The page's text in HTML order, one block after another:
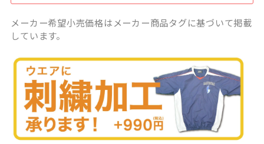
メーカー希望小売価格はメーカー商品タグに基づいて掲載
しています。